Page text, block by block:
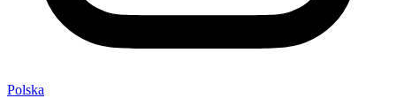
Polska